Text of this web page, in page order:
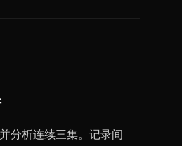
分析连续三集。记录间